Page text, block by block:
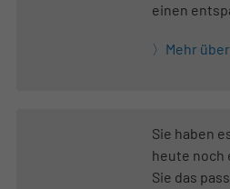
einen
Mehr
Sie haben
heute noch
Sie das